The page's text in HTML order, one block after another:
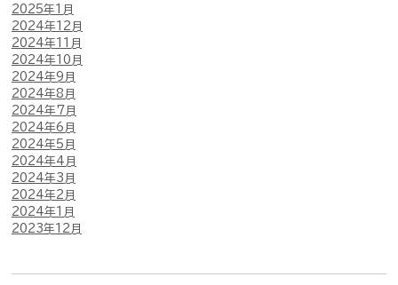
2025年1月
2024年12月
2024年11月
2024年10月
2024年9月
2024年8月
2024年7月
2024年6月
2024年5月
2024年4月
2024年3月
2024年2月
2024年1月
2023年12月